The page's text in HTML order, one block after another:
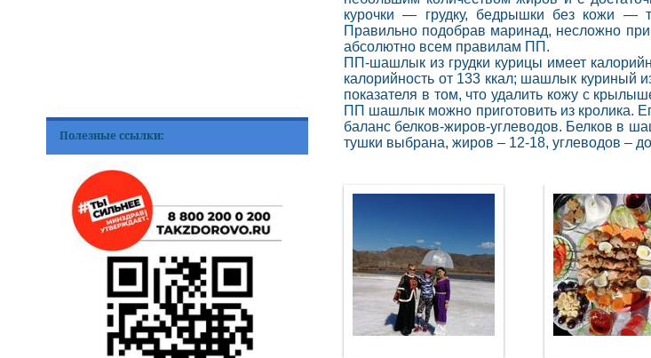
Полезные ссылки:
курочки — грудку, бедрышки без кожи —
Правильно подобрав маринад, несложно
абсолютно всем правилам ПП.
ПП-шашлык из грудки курицы имеет
калорийность от 133 ккал; шашлык куриный
показателя в том, что удалить кожу с
ПП шашлык можно приготовить из кролика.
баланс белков-жиров-углеводов. Белков в
тушки выбрана, жиров – 12-18, углеводов –